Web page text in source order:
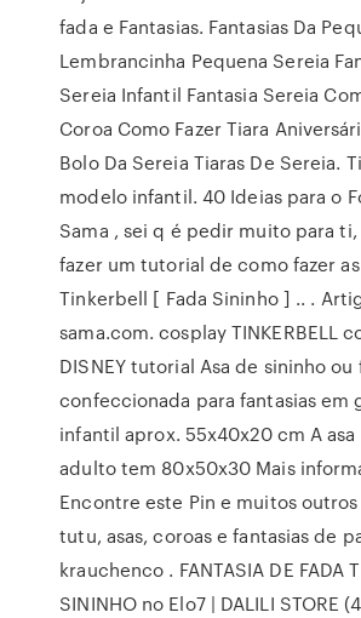
fada e Fantasias. Fantasias Da
Lembrancinha Pequena Sereia
Sereia Infantil Fantasia Sereia
Coroa Como Fazer Tiara
Bolo Da Sereia Tiaras De Sereia.
modelo infantil. 40 Ideias para o
Sama , sei q é pedir muito para
fazer um tutorial de como fazer as
Tinkerbell [ Fada Sininho ] .. .
sama.com. cosplay TINKERBELL
DISNEY tutorial Asa de sininho ou
confeccionada para fantasias em
infantil aprox. 55x40x20 cm A
adulto tem 80x50x30 Mais
Encontre este Pin e muitos outros
tutu, asas, coroas e fantasias de
krauchenco . FANTASIA DE FADA
SININHO no Elo7 | DALILI STORE